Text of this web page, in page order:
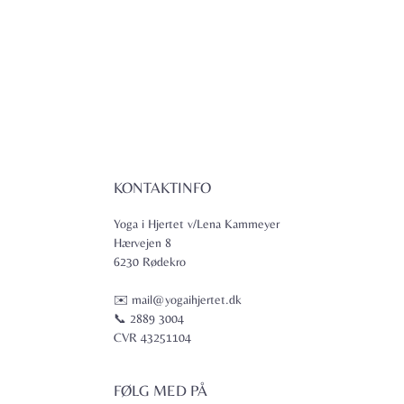
KONTAKTINFO
Yoga i Hjertet v/Lena Kammeyer
Hærvejen 8
6230 Rødekro
✉️ mail@yogaihjertet.dk
📞 2889 3004
CVR 43251104
FØLG MED PÅ